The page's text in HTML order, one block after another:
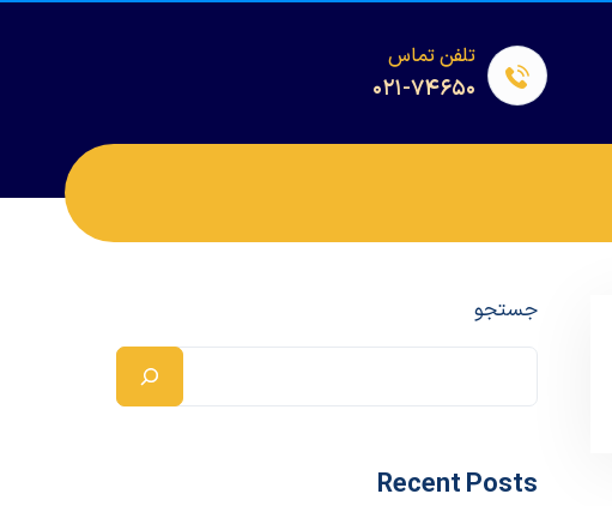
تلفن تماس
۰۲۱-۷۴۶۵۰
جستجو
Recent Posts